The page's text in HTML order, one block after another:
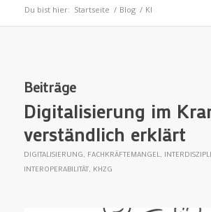
Du bist hier: Startseite / Blog / KI
Beiträge
Digitalisierung im
verständlich erklärt
DIGITALISIERUNG, FACHKRÄFTEMANGEL,
INTEROPERABILITÄT, KHZG